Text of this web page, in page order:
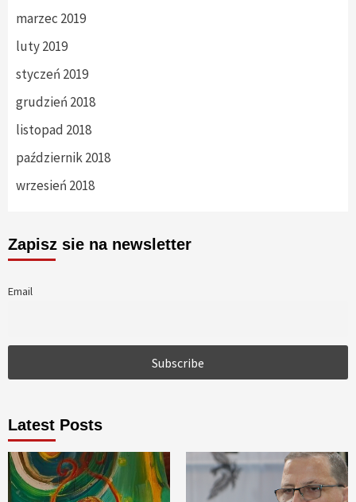
marzec 2019
luty 2019
styczeń 2019
grudzień 2018
listopad 2018
październik 2018
wrzesień 2018
Zapisz sie na newsletter
Email
Latest Posts